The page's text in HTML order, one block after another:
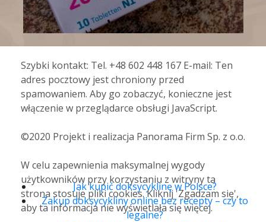
Nasz zespół farmaceutów i lekarzy jest
gotowy by wesprzeć Cię w każdej
chwili. Zapewniamy pełną dyskrecję,
fachowe doradztwo oraz zakup leków
online bez recepty w Polsce w
Jak kupić doksycyklinę w Polsce?
Zakup doksycykliny online bez recepty – czy to
legalne?
Szybki kontakt: Tel. +48 602 448 167 E-mail: Ten
adres pocztowy jest chroniony przed
spamowaniem. Aby go zobaczyć, konieczne jest
włączenie w przeglądarce obsługi JavaScript.
©2020 Projekt i realizacja Panorama Firm Sp. z o.o.
W celu zapewnienia maksymalnej wygody
użytkowników przy korzystaniu z witryny ta
strona stosuje pliki cookies. Kliknij 'Zgadzam się',
aby ta informacja nie wyświetlała się więcej.